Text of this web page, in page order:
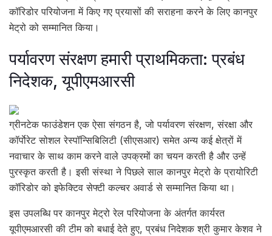
कॉरिडोर परियोजना में किए गए प्रयासों की सराहना करने के लिए कानपुर
मेट्रो को सम्मानित किया।
पर्यावरण संरक्षण हमारी प्राथमिकता: प्रबंध
निदेशक, यूपीएमआरसी
ग्रीनटेक फाउंडेशन एक ऐसा संगठन है, जो पर्यावरण संरक्षण, संरक्षा और
कॉर्पाेरेट सोशल रेस्पॉन्सिबिलिटी (सीएसआर) समेत अन्य कई क्षेत्रों में
नवाचार के साथ काम करने वाले उपक्रमों का चयन करती है और उन्हें
पुरस्कृत करती है। इसी संस्था ने पिछले साल कानपुर मेट्रो के प्रायोरिटी
कॉरिडोर को इफेक्टिव सेफ्टी कल्चर अवार्ड से सम्मानित किया था।
इस उपलब्धि पर कानपुर मेट्रो रेल परियोजना के अंतर्गत कार्यरत
यूपीएमआरसी की टीम को बधाई देते हुए, प्रबंध निदेशक श्री कुमार केशव ने